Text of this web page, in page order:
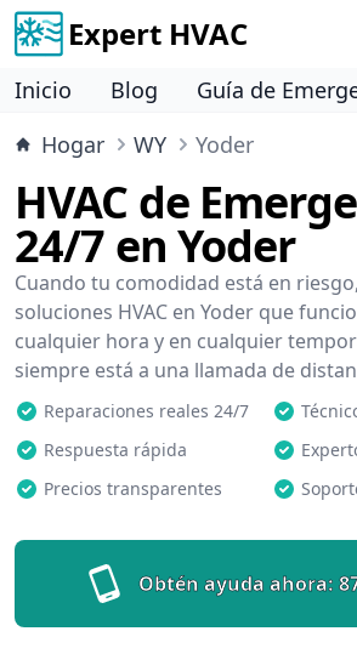
Expert HVAC
Inicio Blog
Guía de
Hogar
WY Yoder
HVAC de
24/7 en Yoder
Cuando tu comodidad está en
soluciones HVAC en Yoder que
cualquier hora y en cualquier
siempre está a una llamada de
Reparaciones reales 24/7
Respuesta rápida
Precios transparentes
Obtén ayuda ahora: